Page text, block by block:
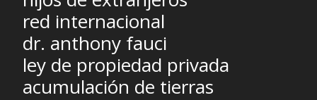
red internacional
dr. anthony fauci
ley de propiedad privada
acumulación de tierras